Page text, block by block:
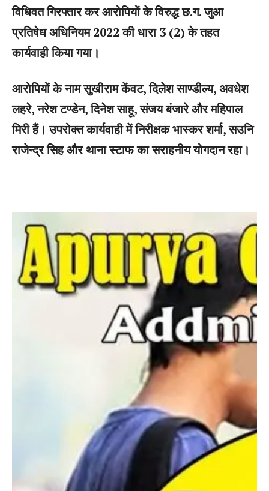
विधिवत गिरफ्तार कर आरोपियों के विरुद्ध छ.ग. जुआ
प्रतिषेध अधिनियम 2022 की धारा 3 (2) के तहत
कार्यवाही किया गया।
आरोपियों के नाम सुखीराम केंवट, दिलेश साण्डील्य, अवधेश
लहरे, नरेश टण्डेन, दिनेश साहू, संजय बंजारे और महिपाल
मिरी हैं। उपरोक्त कार्यवाही में निरीक्षक भास्कर शर्मा, सउनि
राजेन्द्र सिह और थाना स्टाफ का सराहनीय योगदान रहा।